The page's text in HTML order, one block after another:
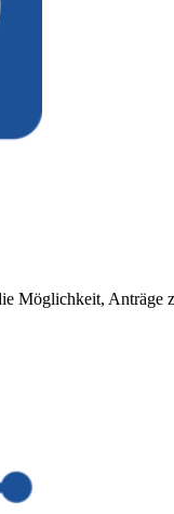
Möglichkeit,